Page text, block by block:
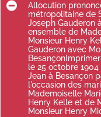
Allocution
métropolitaine de
Joseph Gauderon
ensemble de
Monsieur Henry
Gauderon avec
le 25 octobre
Jean à Besançon
l'occasion des
Mademoiselle
Henry Kelle et de
Monsieur Henry